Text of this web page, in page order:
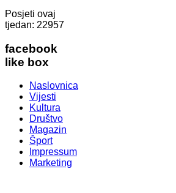
Posjeti ovaj
tjedan: 22957
facebook
like box
Naslovnica
Vijesti
Kultura
Društvo
Magazin
Šport
Impressum
Marketing